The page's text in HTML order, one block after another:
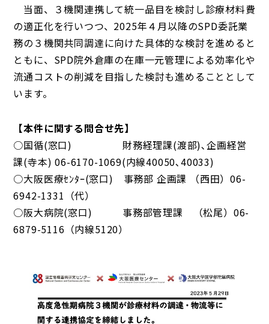
当面、３機関連携して統一品目を検討し診療材料費
の適正化を行いつつ、2025年４月以降のSPD委託業
務の３機関共同調達に向けた具体的な検討を進めると
ともに、SPD院外倉庫の在庫一元管理による効率化や
流通コストの削減を目指した検討も進めることとして
います。
【本件に関する問合せ先】
○国循(窓口) 財務経理課(渡部)､企画経営
課(寺本) 06-6170-1069(内線40050､40033)
○大阪医療ｾﾝﾀｰ(窓口) 事務部 企画課 （西田）06-
6942-1331（代）
○阪大病院(窓口) 事務部管理課 （松尾）06-
6879-5116（内線5120）